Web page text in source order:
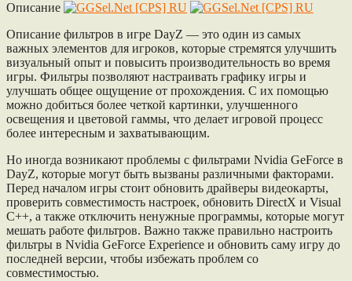
Описание
Описание фильтров в игре DayZ — это один из самых
важных элементов для игроков, которые стремятся улучшить
визуальный опыт и повысить производительность во время
игры. Фильтры позволяют настраивать графику игры и
улучшать общее ощущение от прохождения. С их помощью
можно добиться более четкой картинки, улучшенного
освещения и цветовой гаммы, что делает игровой процесс
более интересным и захватывающим.
Но иногда возникают проблемы с фильтрами Nvidia GeForce в
DayZ, которые могут быть вызваны различными факторами.
Перед началом игры стоит обновить драйверы видеокарты,
проверить совместимость настроек, обновить DirectX и Visual
C++, а также отключить ненужные программы, которые могут
мешать работе фильтров. Важно также правильно настроить
фильтры в Nvidia GeForce Experience и обновить саму игру до
последней версии, чтобы избежать проблем со
совместимостью.